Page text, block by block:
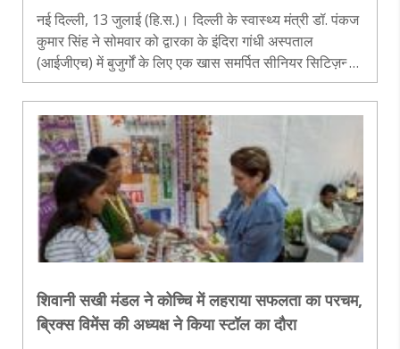
नई दिल्ली, 13 जुलाई (हि.स.)। दिल्ली के स्वास्थ्य मंत्री डॉ. पंकज
कुमार सिंह ने सोमवार को द्वारका के इंदिरा गांधी अस्पताल
(आईजीएच) में बुजुर्गों के लिए एक खास समर्पित सीनियर सिटिज़न्स
ओपीडी (जेरिएट्रिक क्लीनिक) का उद्घाटन किया। इस विशेष
ओपीडी का मकस..
शिवानी सखी मंडल ने कोच्चि में लहराया सफलता का परचम,
ब्रिक्स विमेंस की अध्यक्ष ने किया स्टॉल का दौरा